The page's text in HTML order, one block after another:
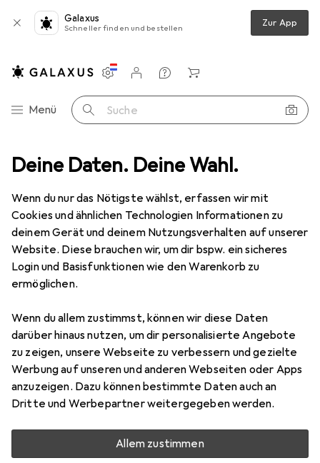
Deine Daten. Deine Wahl.
Wenn du nur das Nötigste wählst, erfassen wir mit
Cookies und ähnlichen Technologien Informationen zu
deinem Gerät und deinem Nutzungsverhalten auf unserer
Website. Diese brauchen wir, um dir bspw. ein sicheres
Login und Basisfunktionen wie den Warenkorb zu
ermöglichen.
Wenn du allem zustimmst, können wir diese Daten
darüber hinaus nutzen, um dir personalisierte Angebote
zu zeigen, unsere Webseite zu verbessern und gezielte
Werbung auf unseren und anderen Webseiten oder Apps
anzuzeigen. Dazu können bestimmte Daten auch an
Dritte und Werbepartner weitergegeben werden.
Allem zustimmen
Galaxus
Schneller finden und bestellen Zur App
Navigation nach Kategorien
Menü Suche
Einstellungen
Kundenkonto
Vergleichslisten
Merklisten
Warenkorb
Steckschlüssel + Stecknuss Wera 3869/4 10,0 x 50 mm
10 Bilder
Wera3869/4 10,0 x 50 mm
EUR
19,31
Bewertungen Marke
Mehr von Wera
Mehr als 10 Stück an Lager beim Lieferanten
Benachrichtigen, wenn schneller verfügbar